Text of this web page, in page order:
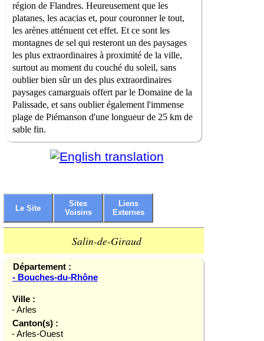
région de Flandres. Heureusement que les
platanes, les acacias et, pour couronner le tout,
les arènes atténuent cet effet. Et ce sont les
montagnes de sel qui resteront un des paysages
les plus extraordinaires à proximité de la ville,
surtout au moment du couché du soleil, sans
oublier bien sûr un des plus extraordinaires
paysages camarguais offert par le Domaine de la
Palissade, et sans oublier également l'immense
plage de Piémanson d'une longueur de 25 km de
sable fin.
Le Site
Sites
Voisins
Liens
Externes
Salin-de-Giraud
Département :
- Bouches-du-Rhône
Ville :
- Arles
Canton(s) :
- Arles-Ouest